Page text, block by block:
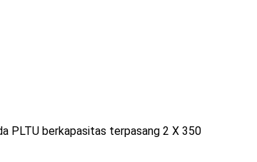
PLTU berkapasitas terpasang 2 X 350